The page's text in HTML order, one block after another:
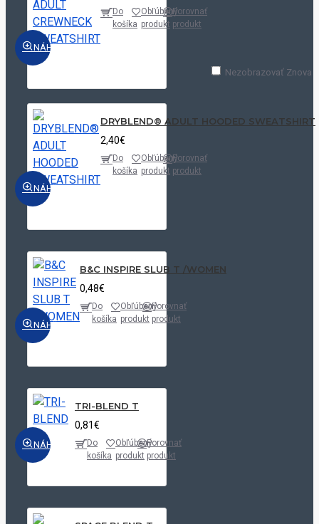
Nezobrazovať Znova
NÁHĽAD
Do
košíka
Obľúbený
produkt
Porovnať
produkt
NÁHĽAD
DRYBLEND® ADULT HOODED SWEATSHIRT
2,40€
Do
košíka
Obľúbený
produkt
Porovnať
produkt
NÁHĽAD
B&C INSPIRE SLUB T /WOMEN
0,48€
Do
košíka
Obľúbený
produkt
Porovnať
produkt
NÁHĽAD
TRI-BLEND T
0,81€
Do
košíka
Obľúbený
produkt
Porovnať
produkt